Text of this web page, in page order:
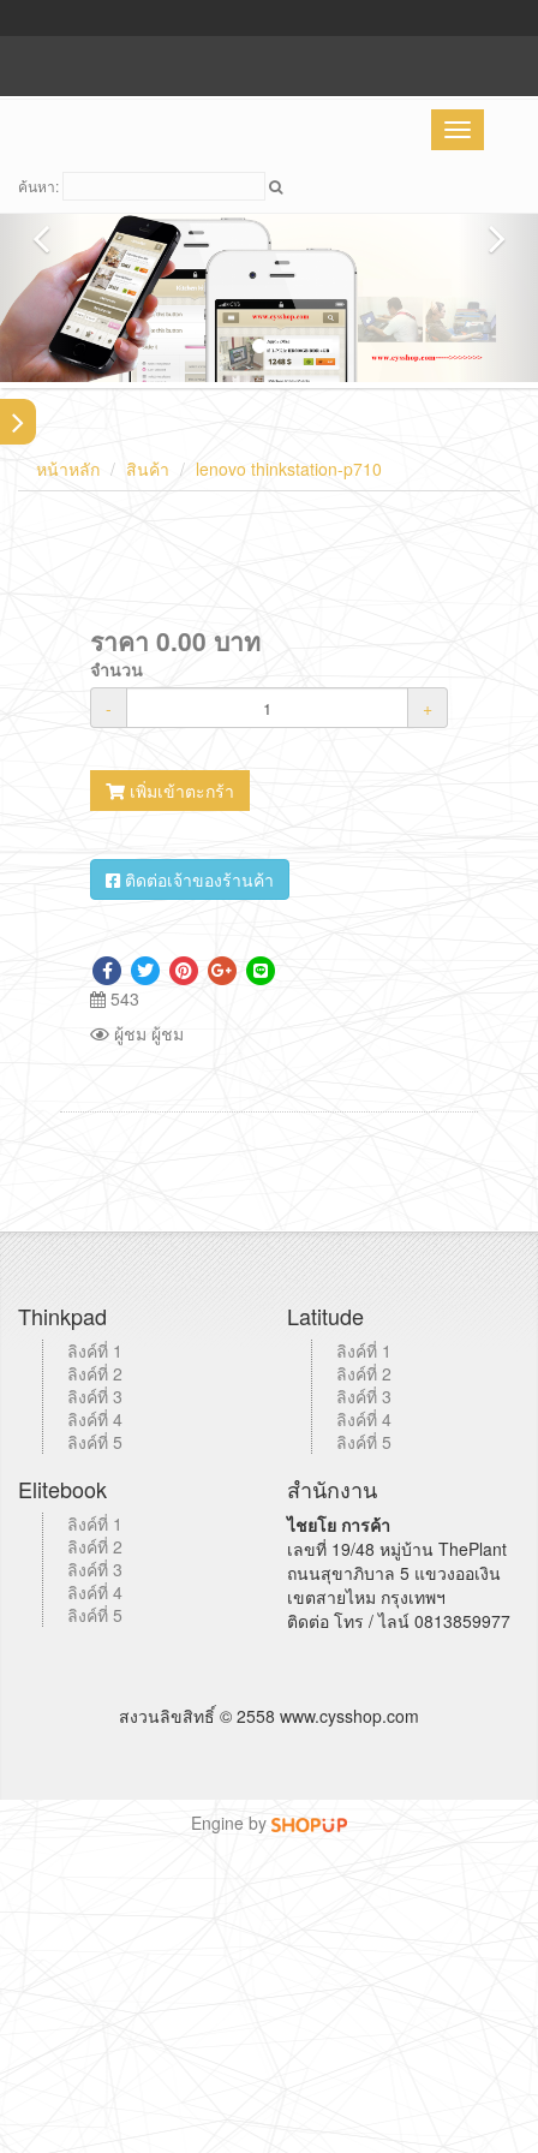
Toggle
navigation
ค้นหา:
หน้าหลัก สินค้า lenovo thinkstation-p710
ราคา 0.00 บาท
จำนวน
-
+
เพิ่มเข้าตะกร้า
ติดต่อเจ้าของร้านค้า
543
ผู้ชม ผู้ชม
Thinkpad
ลิงค์ที่ 1
ลิงค์ที่ 2
ลิงค์ที่ 3
ลิงค์ที่ 4
ลิงค์ที่ 5
Latitude
ลิงค์ที่ 1
ลิงค์ที่ 2
ลิงค์ที่ 3
ลิงค์ที่ 4
ลิงค์ที่ 5
Elitebook
ลิงค์ที่ 1
ลิงค์ที่ 2
ลิงค์ที่ 3
ลิงค์ที่ 4
ลิงค์ที่ 5
สำนักงาน
ไชยโย การค้า
เลขที่ 19/48 หมู่บ้าน ThePlant
ถนนสุขาภิบาล 5 แขวงออเงิน
เขตสายไหม กรุงเทพฯ
ติดต่อ โทร / ไลน์ 0813859977
สงวนลิขสิทธิ์ © 2558 www.cysshop.com
Engine by